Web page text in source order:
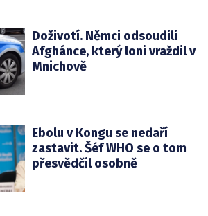
Doživotí. Němci odsoudili
Afghánce, který loni vraždil v
Mnichově
Ebolu v Kongu se nedaří
zastavit. Šéf WHO se o tom
přesvědčil osobně